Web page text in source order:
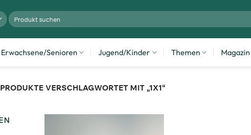
Erwachsene/Senioren Jugend/Kinder Themen Magazin
PRODUKTE VERSCHLAGWORTET MIT „1X1“